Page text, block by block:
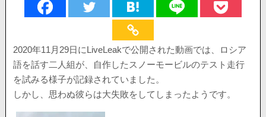
2020年11月29日にLiveLeakで公開された動画では、ロシア
語を話す二人組が、自作したスノーモービルのテスト走行
を試みる様子が記録されていました。
しかし、思わぬ彼らは大失敗をしてしまったようです。